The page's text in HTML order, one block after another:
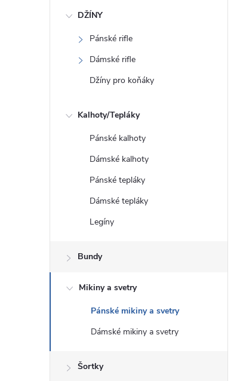
DŽÍNY
Pánské rifle
Dámské rifle
Džíny pro koňáky
Kalhoty/Tepláky
Pánské kalhoty
Dámské kalhoty
Pánské tepláky
Dámské tepláky
Legíny
Bundy
Mikiny a svetry
Pánské mikiny a svetry
Dámské mikiny a svetry
Šortky